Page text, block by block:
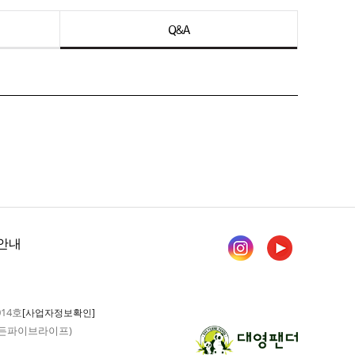
Q&A
내
호[사업자정보확인]
파이브라이프)